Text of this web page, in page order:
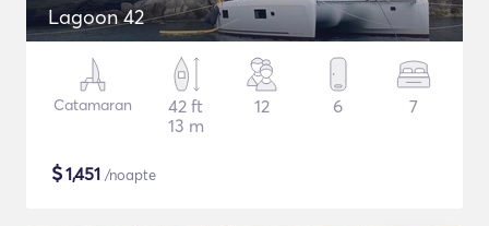
Lagoon 42
Catamaran
42 ft
13 m
12 6 7
$1,451 /noapte